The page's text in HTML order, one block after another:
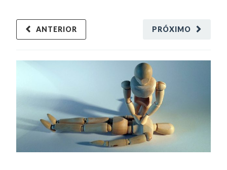
PRÓXIMO
ANTERIOR